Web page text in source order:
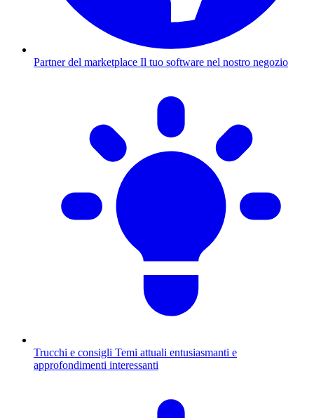
Partner del marketplace Il tuo software nel nostro negozio
Trucchi e consigli Temi attuali entusiasmanti e
approfondimenti interessanti